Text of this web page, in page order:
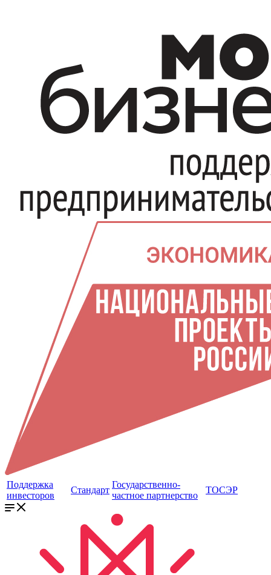
Поддержка
инвесторов
Стандарт
Государственно-
частное партнерство
ТОСЭР